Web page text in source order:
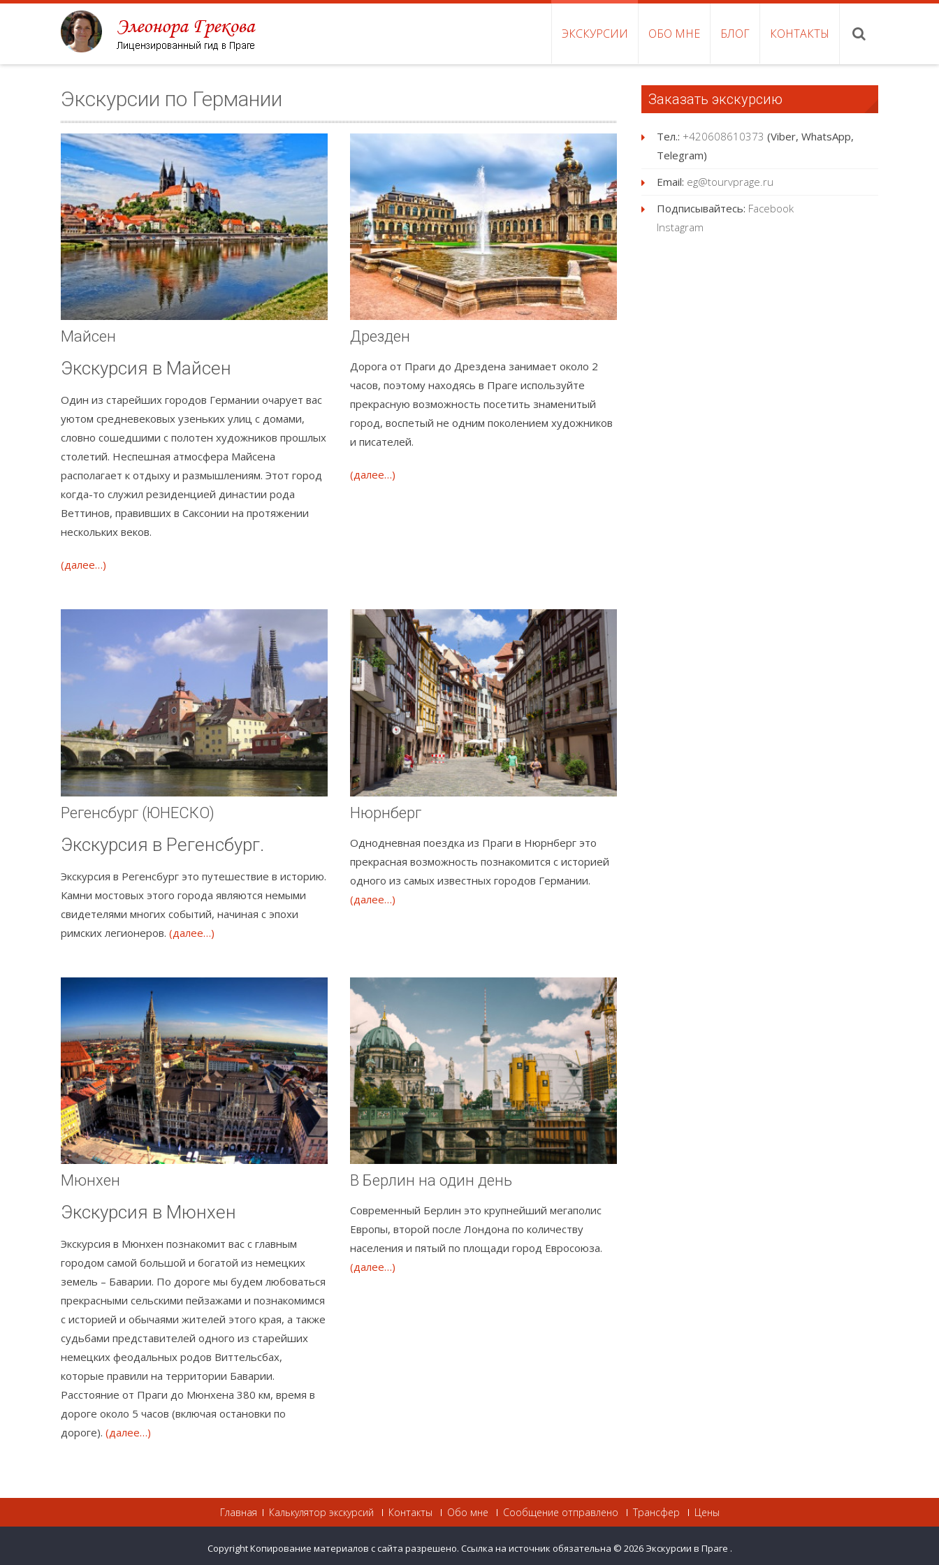
ЭКСКУРСИИ ОБО МНЕ БЛОГ КОНТАКТЫ
Экскурсии по Германии
Майсен
Экскурсия в Майсен
Один из старейших городов Германии очарует вас
уютом средневековых узеньких улиц с домами,
словно сошедшими с полотен художников прошлых
столетий. Неспешная атмосфера Майсена
располагает к отдыху и размышлениям. Этот город
когда-то служил резиденцией династии рода
Веттинов, правивших в Саксонии на протяжении
нескольких веков.
(далее…)
Дрезден
Дорога от Праги до Дрездена занимает около 2
часов, поэтому находясь в Праге используйте
прекрасную возможность посетить знаменитый
город, воспетый не одним поколением художников
и писателей.
(далее…)
Регенсбург (ЮНЕСКО)
Экскурсия в Регенсбург.
Экскурсия в Регенсбург это путешествие в историю.
Камни мостовых этого города являются немыми
свидетелями многих событий, начиная с эпохи
римских легионеров. (далее…)
Нюрнберг
Однодневная поездка из Праги в Нюрнберг это
прекрасная возможность познакомится с историей
одного из самых известных городов Германии.
(далее…)
Мюнхен
Экскурсия в Мюнхен
Экскурсия в Мюнхен познакомит вас с главным
городом самой большой и богатой из немецких
земель – Баварии. По дороге мы будем любоваться
прекрасными сельскими пейзажами и познакомимся
с историей и обычаями жителей этого края, а также
судьбами представителей одного из старейших
немецких феодальных родов Виттельсбах,
которые правили на территории Баварии.
Расстояние от Праги до Мюнхена 380 км, время в
дороге около 5 часов (включая остановки по
дороге). (далее…)
В Берлин на один день
Современный Берлин это крупнейший мегаполис
Европы, второй после Лондона по количеству
населения и пятый по площади город Евросоюза.
(далее…)
Заказать экскурсию
Тел.: +420608610373 (Viber, WhatsApp,
Telegram)
Email: eg@tourvprage.ru
Подписывайтесь: Facebook
Instagram
Главная Калькулятор экскурсий Контакты Обо мне Сообщение отправлено Трансфер Цены
Copyright Копирование материалов с сайта разрешено. Ссылка на источник обязательна © 2026 Экскурсии в Праге .